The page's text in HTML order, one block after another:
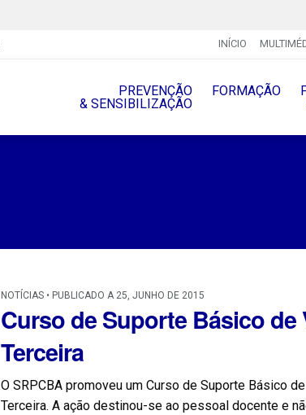
INÍCIO
PREVENÇÃO
& SENSIBILIZAÇÃO
FORMAÇÃO
NOTÍCIAS • PUBLICADO A 25, JUNHO DE 2015
Curso de Suporte Básico
Terceira
O SRPCBA promoveu um Curso de Suporte Básico
Terceira. A ação destinou-se ao pessoal docente e